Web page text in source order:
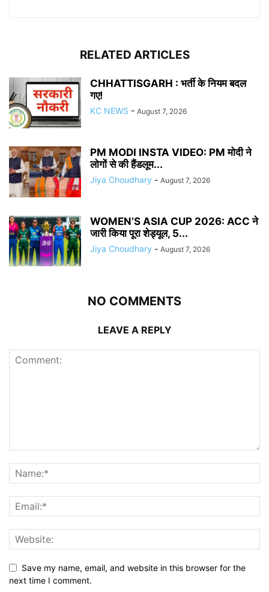
RELATED ARTICLES
CHHATTISGARH : भर्ती के नियम बदल
गए!
KC NEWS - August 7, 2026
PM MODI INSTA VIDEO: PM मोदी ने
लोगों से की हैंडलूम...
Jiya Choudhary - August 7, 2026
WOMEN’S ASIA CUP 2026: ACC ने
जारी किया पूरा शेड्यूल, 5...
Jiya Choudhary - August 7, 2026
NO COMMENTS
LEAVE A REPLY
Save my name, email, and website in this browser for the
next time I comment.